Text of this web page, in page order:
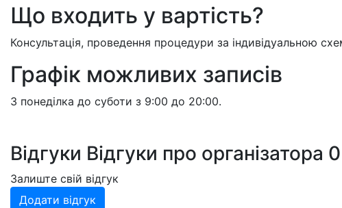
Що входить у вартість?
Консультація, проведення процедури за індивідуальною
Графік можливих записів
З понеділка до суботи з 9:00 до 20:00.
Відгуки Відгуки про організатора 0
Залиште свій відгук
Додати відгук